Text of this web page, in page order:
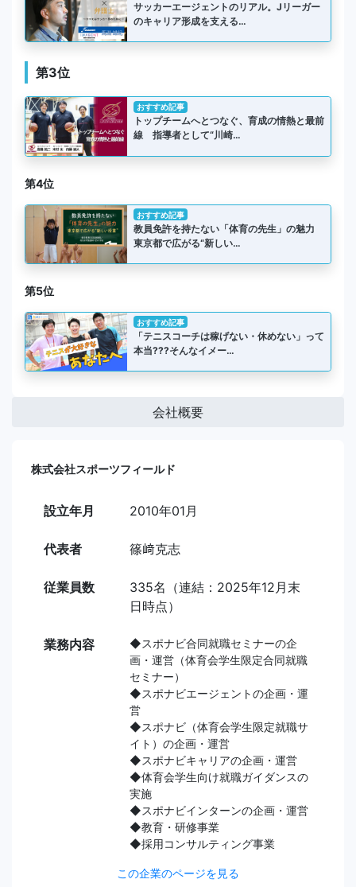
サッカーエージェントのリアル。Jリーガー
のキャリア形成を支える…
第3位
おすすめ記事
トップチームへとつなぐ、育成の情熱と最前
線 指導者として“川崎…
第4位
おすすめ記事
教員免許を持たない「体育の先生」の魅力
東京都で広がる“新しい…
第5位
おすすめ記事
「テニスコーチは稼げない・休めない」って
本当???そんなイメー…
会社概要
株式会社スポーツフィールド
設立年月 2010年01月
代表者 篠﨑克志
従業員数
335名（連結：2025年12月末
日時点）
業務内容
◆スポナビ合同就職セミナーの企
画・運営（体育会学生限定合同就職
セミナー）
◆スポナビエージェントの企画・運
営
◆スポナビ（体育会学生限定就職サ
イト）の企画・運営
◆スポナビキャリアの企画・運営
◆体育会学生向け就職ガイダンスの
実施
◆スポナビインターンの企画・運営
◆教育・研修事業
◆採用コンサルティング事業
この企業のページを見る